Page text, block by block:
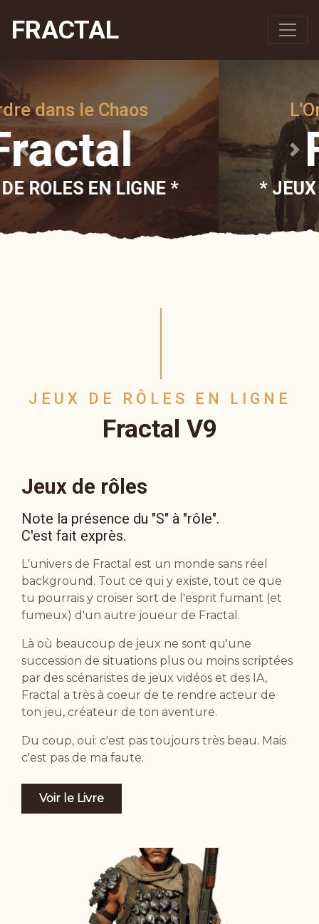
FRACTAL
L'Ordre dans le Chaos
Fractal
* JEUX DE ROLES EN LIGNE *
JEUX DE RÔLES EN LIGNE
Fractal V9
Jeux de rôles
Note la présence du "S" à "rôle".
C'est fait exprès.
L'univers de Fractal est un monde sans réel
background. Tout ce qui y existe, tout ce que
tu pourrais y croiser sort de l'esprit fumant (et
fumeux) d'un autre joueur de Fractal.
Là où beaucoup de jeux ne sont qu'une
succession de situations plus ou moins scriptées
par des scénaristes de jeux vidéos et des IA,
Fractal a très à coeur de te rendre acteur de
ton jeu, créateur de ton aventure.
Du coup, oui: c'est pas toujours très beau. Mais
c'est pas de ma faute.
Voir le Livre